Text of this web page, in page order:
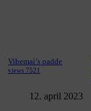
Vibemai’s padde
views 7521
12. april 2023